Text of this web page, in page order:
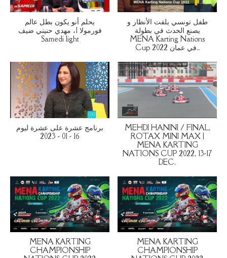
يحلم أنو يكون بطل عالم
فورمولا 1، مهدي حنيني ضيف
Samedi light
طفل تونسي يلفت الأنظار و
يصنع الحدث في بطولة
MENA Karting Nations
Cup 2022 في عمان..
برنامج عشرة على عشرة ليوم
16 - 01 - 2023
MEHDI HANINI / FINAL,
ROTAX MINI MAX |
MENA KARTING
NATIONS CUP 2022, 13-17
DEC.
MENA KARTING
CHAMPIONSHIP
MENA KARTING
CHAMPIONSHIP